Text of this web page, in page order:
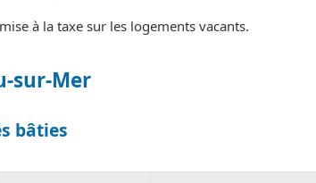
à la taxe sur les logements vacants.
sur-Mer
bâties